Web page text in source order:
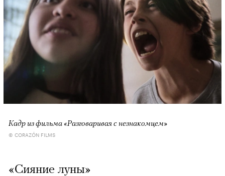
Кадр из фильма «Разговаривая с незнакомцем»
© CORAZÓN FILMS
«Сияние луны»